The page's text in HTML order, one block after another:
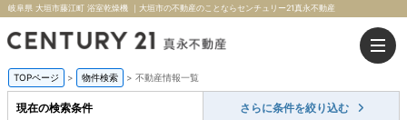
岐阜県 大垣市藤江町 浴室乾燥機 ｜大垣市の不動産のことならセンチュリー21真永不動産
TOPページ > 物件検索 > 不動産情報一覧
現在の検索条件 さらに条件を絞り込む